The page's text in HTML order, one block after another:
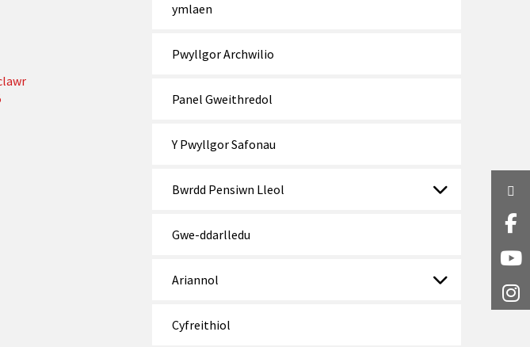
ymlaen
Pwyllgor Archwilio
Panel Gweithredol
Y Pwyllgor Safonau
Bwrdd Pensiwn Lleol
Gwe-ddarlledu
Ariannol
Cyfreithiol